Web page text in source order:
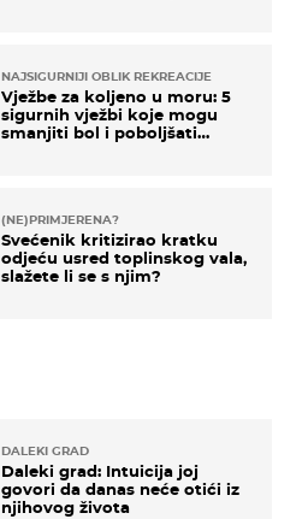
DALEKI GRAD
Daleki grad: Intuicija joj
govori da danas neće otići iz
njihovog života
NAJSIGURNIJI OBLIK REKREACIJE
Vježbe za koljeno u moru: 5
sigurnih vježbi koje mogu
smanjiti bol i poboljšati
(NE)PRIMJERENA?
Svećenik kritizirao kratku
odjeću usred toplinskog vala,
slažete li se s njim?